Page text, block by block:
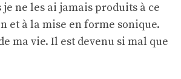
ne les ai jamais produits à ce
et à la mise en forme sonique.
ma vie. Il est devenu si mal que